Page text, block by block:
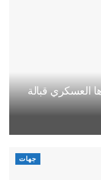
العسكري قبالة
جهات